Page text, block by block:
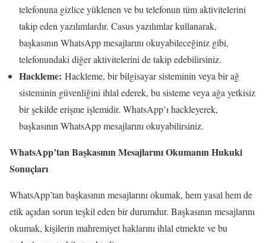
telefonuna gizlice yüklenen ve bu telefonun tüm aktivitelerini
takip eden yazılımlardır. Casus yazılımlar kullanarak,
başkasının WhatsApp mesajlarını okuyabileceğiniz gibi,
telefonundaki diğer aktivitelerini de takip edebilirsiniz.
Hackleme: Hackleme, bir bilgisayar sisteminin veya bir ağ
sisteminin güvenliğini ihlal ederek, bu sisteme veya ağa yetkisiz
bir şekilde erişme işlemidir. WhatsApp’ı hackleyerek,
başkasının WhatsApp mesajlarını okuyabilirsiniz.
WhatsApp’tan Başkasının Mesajlarını Okumanın Hukuki
Sonuçları
WhatsApp’tan başkasının mesajlarını okumak, hem yasal hem de
etik açıdan sorun teşkil eden bir durumdur. Başkasının mesajlarını
okumak, kişilerin mahremiyet haklarını ihlal etmekte ve bu